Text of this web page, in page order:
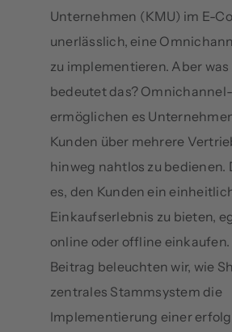
Unternehmen (KMU) im E-
unerlässlich, eine
zu implementieren. Aber was
bedeutet das?
ermöglichen es
Kunden über mehrere
hinweg nahtlos zu bedienen.
es, den Kunden ein
Einkaufserlebnis zu bieten,
online oder offline einkaufen.
Beitrag beleuchten wir, wie
zentrales Stammsystem die
Implementierung einer